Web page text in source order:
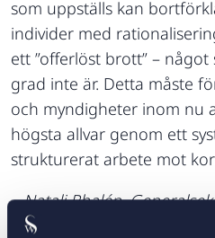
som uppställs kan
individer med
ett ”offerlöst brott” –
grad inte är. Detta måste
och myndigheter inom nu
högsta allvar genom ett
strukturerat arbete mot
– Natali Phalén,
Mutor (IMM)